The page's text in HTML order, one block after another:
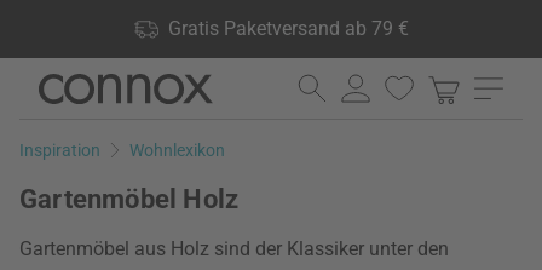
Gratis Paketversand ab 79 €
lagernd, 60 Tage Rückgaberecht
Direkt
Seiteninhalt
Direkt
Suchfeld
Inspiration Wohnlexikon
Gartenmöbel Holz
Gartenmöbel aus Holz sind der Klassiker unter den